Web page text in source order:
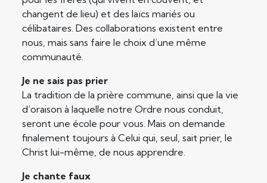
changent de lieu) et des laïcs mariés ou
célibataires. Des collaborations existent entre
nous, mais sans faire le choix d’une même
communauté.
Je ne sais pas prier
La tradition de la prière commune, ainsi que la vie
d’oraison à laquelle notre Ordre nous conduit,
seront une école pour vous. Mais on demande
finalement toujours à Celui qui, seul, sait prier, le
Christ lui-même, de nous apprendre.
Je chante faux